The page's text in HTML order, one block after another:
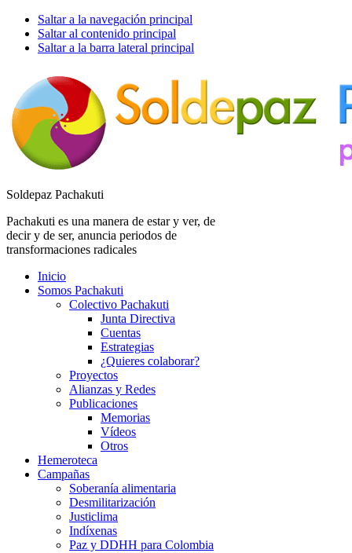
Saltar a la navegación principal
Saltar al contenido principal
Saltar a la barra lateral principal
Soldepaz Pachakuti
Pachakuti es una manera de estar y ver, de
decir y de ser, anuncia periodos de
transformaciones radicales
Inicio
Somos Pachakuti
Colectivo Pachakuti
Junta Directiva
Cuentas
Estrategias
¿Quieres colaborar?
Proyectos
Alianzas y Redes
Publicaciones
Memorias
Vídeos
Otros
Hemeroteca
Campañas
Soberanía alimentaria
Desmilitarización
Justiclima
Indíxenas
Paz y DDHH para Colombia